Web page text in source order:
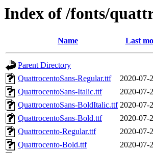
Index of /fonts/
Name Last
Parent Directory
QuattrocentoSans-Regular.ttf
2020-07-
QuattrocentoSans-Italic.ttf
2020-07-
QuattrocentoSans-BoldItalic.ttf 2020-07-
QuattrocentoSans-Bold.ttf
2020-07-
Quattrocento-Regular.ttf
2020-07-
Quattrocento-Bold.ttf
2020-07-